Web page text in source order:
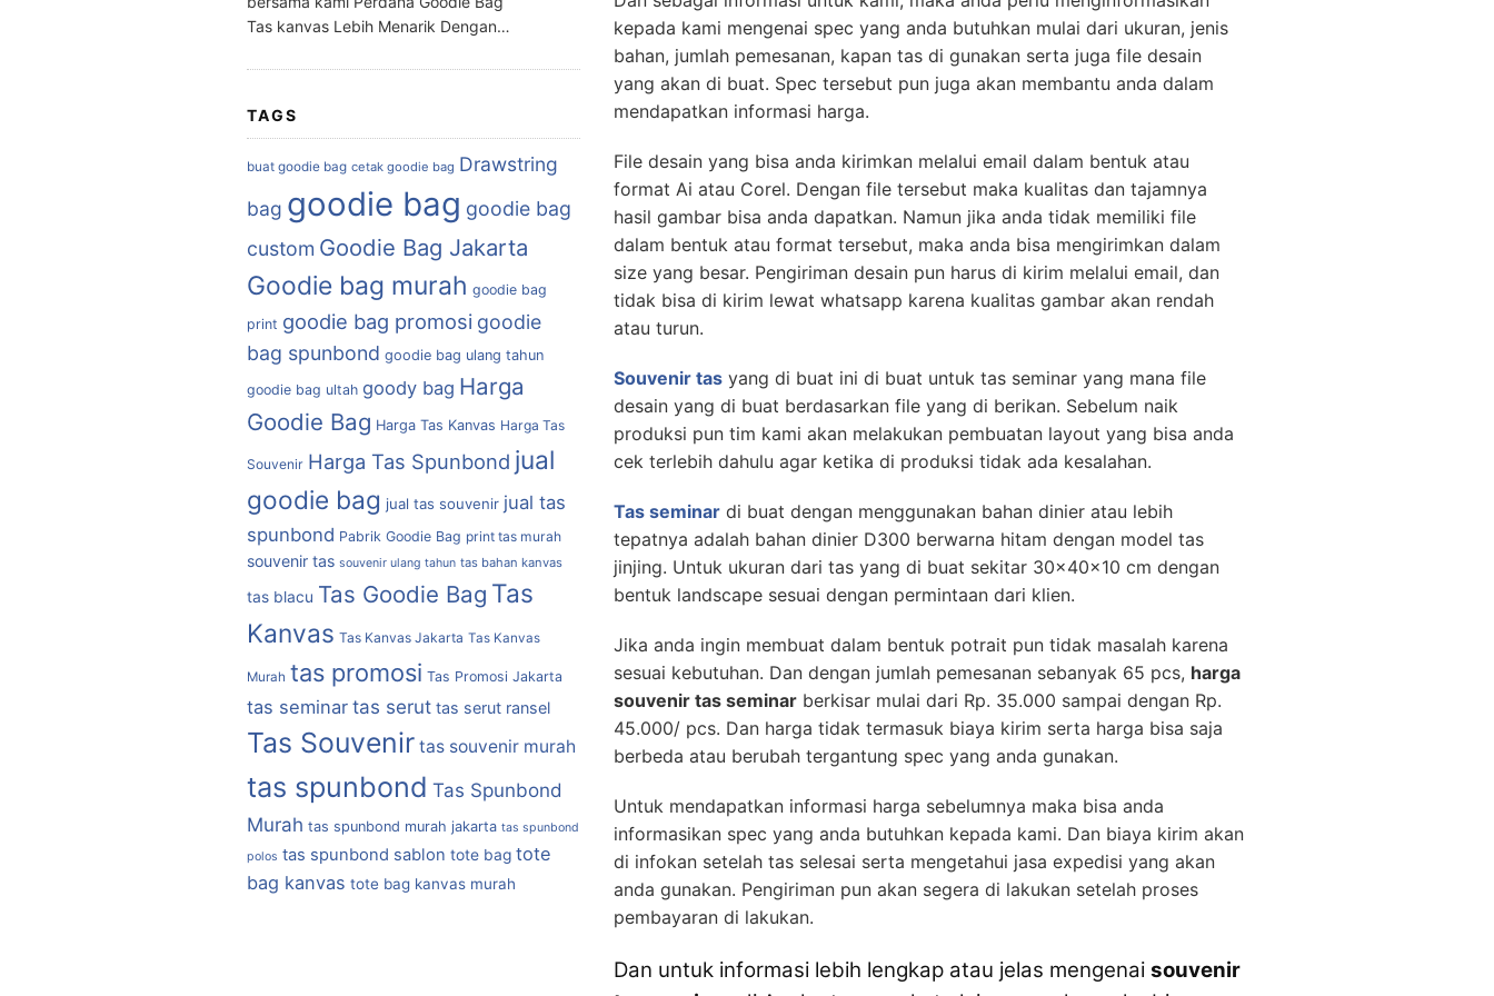
kepada kami mengenai spec yang anda butuhkan mulai dari ukuran, jenis
bahan, jumlah pemesanan, kapan tas di gunakan serta juga file desain
yang akan di buat. Spec tersebut pun juga akan membantu anda dalam
mendapatkan informasi harga.
File desain yang bisa anda kirimkan melalui email dalam bentuk atau
format Ai atau Corel. Dengan file tersebut maka kualitas dan tajamnya
hasil gambar bisa anda dapatkan. Namun jika anda tidak memiliki file
dalam bentuk atau format tersebut, maka anda bisa mengirimkan dalam
size yang besar. Pengiriman desain pun harus di kirim melalui email, dan
tidak bisa di kirim lewat whatsapp karena kualitas gambar akan rendah
atau turun.
Souvenir tas yang di buat ini di buat untuk tas seminar yang mana file
desain yang di buat berdasarkan file yang di berikan. Sebelum naik
produksi pun tim kami akan melakukan pembuatan layout yang bisa anda
cek terlebih dahulu agar ketika di produksi tidak ada kesalahan.
Tas seminar di buat dengan menggunakan bahan dinier atau lebih
tepatnya adalah bahan dinier D300 berwarna hitam dengan model tas
jinjing. Untuk ukuran dari tas yang di buat sekitar 30x40x10 cm dengan
bentuk landscape sesuai dengan permintaan dari klien.
Jika anda ingin membuat dalam bentuk potrait pun tidak masalah karena
sesuai kebutuhan. Dan dengan jumlah pemesanan sebanyak 65 pcs, harga
souvenir tas seminar berkisar mulai dari Rp. 35.000 sampai dengan Rp.
45.000/ pcs. Dan harga tidak termasuk biaya kirim serta harga bisa saja
berbeda atau berubah tergantung spec yang anda gunakan.
Untuk mendapatkan informasi harga sebelumnya maka bisa anda
informasikan spec yang anda butuhkan kepada kami. Dan biaya kirim akan
di infokan setelah tas selesai serta mengetahui jasa expedisi yang akan
anda gunakan. Pengiriman pun akan segera di lakukan setelah proses
pembayaran di lakukan.
Dan untuk informasi lebih lengkap atau jelas mengenai souvenir
Tas kanvas Lebih Menarik Dengan…
TAGS
buat goodie bag cetak goodie bag Drawstring
bag goodie bag goodie bag
custom Goodie Bag Jakarta
Goodie bag murah goodie bag
print goodie bag promosi goodie
bag spunbond goodie bag ulang tahun
goodie bag ultah goody bag Harga
Goodie Bag Harga Tas Kanvas Harga Tas
Souvenir Harga Tas Spunbond jual
goodie bag jual tas souvenir jual tas
spunbond Pabrik Goodie Bag print tas murah
souvenir tas souvenir ulang tahun tas bahan kanvas
tas blacu Tas Goodie Bag Tas
Kanvas Tas Kanvas Jakarta Tas Kanvas
Murah tas promosi Tas Promosi Jakarta
tas seminar tas serut tas serut ransel
Tas Souvenir tas souvenir murah
tas spunbond Tas Spunbond
Murah tas spunbond murah jakarta tas spunbond
polos tas spunbond sablon tote bag tote
bag kanvas tote bag kanvas murah